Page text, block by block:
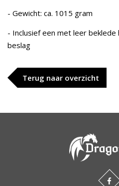
- Gewicht: ca. 1015 gram
- Inclusief een met leer
beslag
Terug naar overzicht